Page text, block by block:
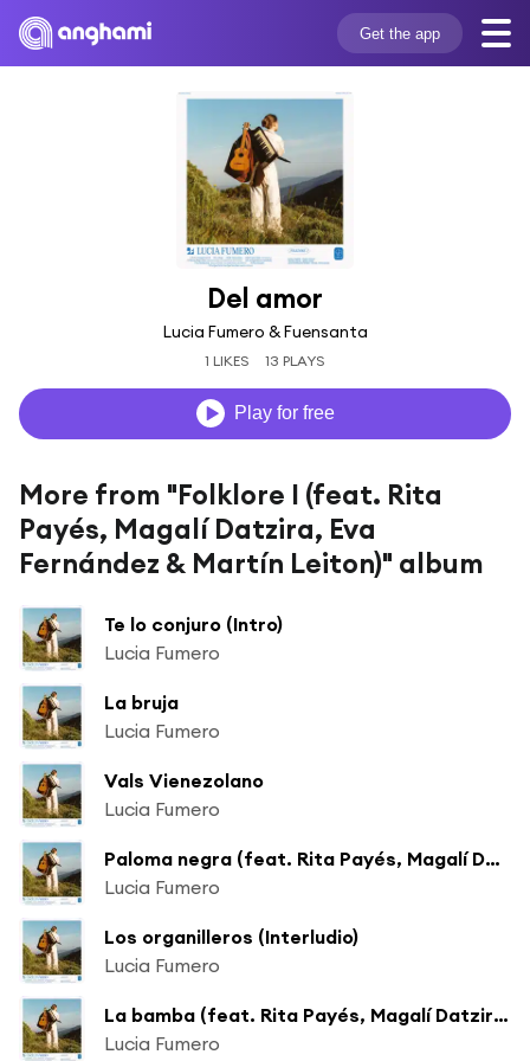
Get the app
Del amor
Lucia Fumero & Fuensanta
1 LIKES 13 PLAYS
Play for free
More from "Folklore I (feat. Rita
Payés, Magalí Datzira, Eva
Fernández & Martín Leiton)" album
Te lo conjuro (Intro)
Lucia Fumero
La bruja
Lucia Fumero
Vals Vienezolano
Lucia Fumero
Paloma negra (feat. Rita Payés, Magalí Datzira & Eva Fernández)
Lucia Fumero
Los organilleros (Interludio)
Lucia Fumero
La bamba (feat. Rita Payés, Magalí Datzira & Eva Fernández)
Lucia Fumero